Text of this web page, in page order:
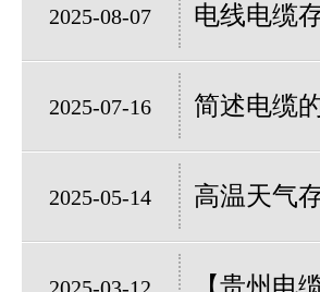
2025-08-07 电线电缆
2025-07-16 简述电缆
2025-05-14 高温天气